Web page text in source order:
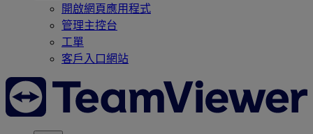
開啟網頁應用程式
管理主控台
工單
客戶入口網站